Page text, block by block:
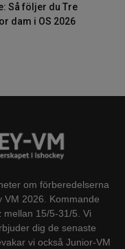
Så följer du Tre
dam i OS 2026
om förberedelserna
VM 2026. Kommande
mellan 15/5-31/5. Vi
dig de senaste
vi också Junior-VM